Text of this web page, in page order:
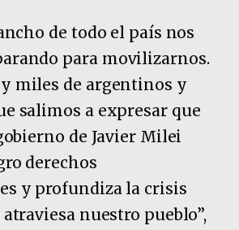
de todo el país nos
para movilizarnos.
miles de argentinos y
salimos a expresar que
de Javier Milei
derechos
y profundiza la crisis
nuestro pueblo”,